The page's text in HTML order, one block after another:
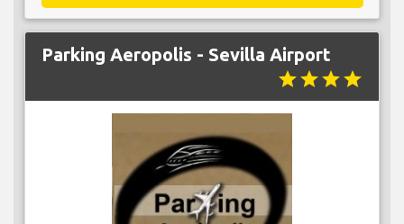
Parking Aeropolis - Sevilla Airport
starstarstarstar